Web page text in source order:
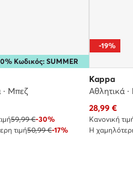
Κωδικός: SUMMER
· Μπεζ
59,99 €-30%
τιμή50,99 €-17%
-19%
Kappa
Αθλητικά ·
Τρέχουσα
28,99€
Κανονική
Η